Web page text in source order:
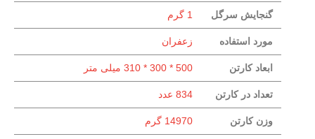
گنجایش سرگل 1 گرم
مورد استفاده زعفران
ابعاد کارتن 500 * 300 * 310 میلی متر
تعداد در کارتن 834 عدد
وزن کارتن 14970 گرم